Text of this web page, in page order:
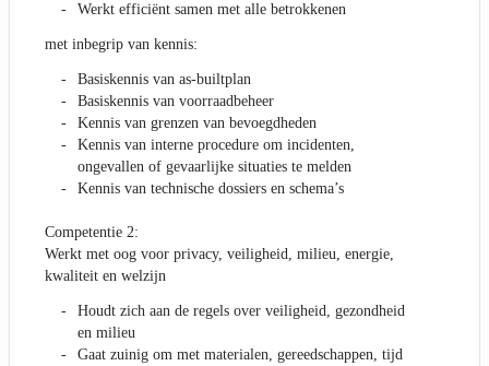
Werkt efficiënt samen met alle betrokkenen
met inbegrip van kennis:
Basiskennis van as-builtplan
Basiskennis van voorraadbeheer
Kennis van grenzen van bevoegdheden
Kennis van interne procedure om incidenten,
ongevallen of gevaarlijke situaties te melden
Kennis van technische dossiers en schema’s
Competentie 2:
Werkt met oog voor privacy, veiligheid, milieu, energie,
kwaliteit en welzijn
Houdt zich aan de regels over veiligheid, gezondheid
en milieu
Gaat zuinig om met materialen, gereedschappen, tijd